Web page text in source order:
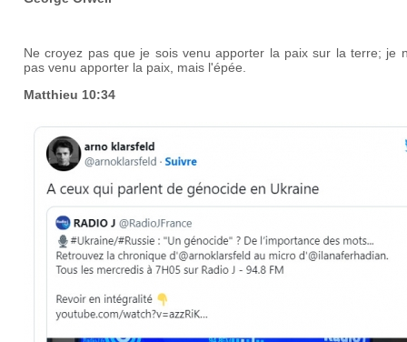
Ne croyez pas que je sois venu apporter la paix sur la terre; je
pas venu apporter la paix, mais l'épée.
Matthieu 10:34